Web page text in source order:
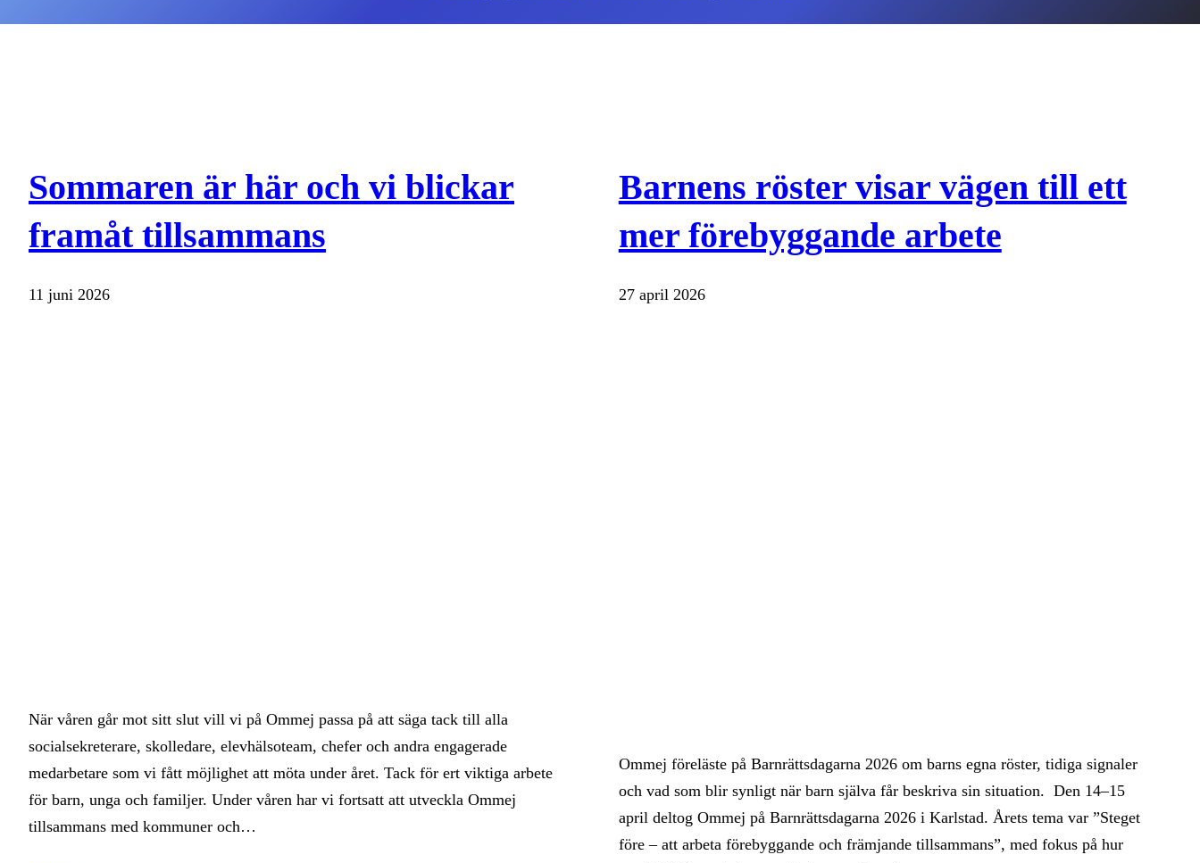
Sommaren är här och vi blickar
framåt tillsammans
11 juni 2026
När våren går mot sitt slut vill vi på Ommej passa på att säga tack till alla
socialsekreterare, skolledare, elevhälsoteam, chefer och andra engagerade
medarbetare som vi fått möjlighet att möta under året. Tack för ert viktiga arbete
för barn, unga och familjer. Under våren har vi fortsatt att utveckla Ommej
tillsammans med kommuner och…
Barnens röster visar vägen till ett
mer förebyggande arbete
27 april 2026
Ommej föreläste på Barnrättsdagarna 2026 om barns egna röster, tidiga signaler
och vad som blir synligt när barn själva får beskriva sin situation. Den 14–15
april deltog Ommej på Barnrättsdagarna 2026 i Karlstad. Årets tema var ”Steget
före – att arbeta förebyggande och främjande tillsammans”, med fokus på hur